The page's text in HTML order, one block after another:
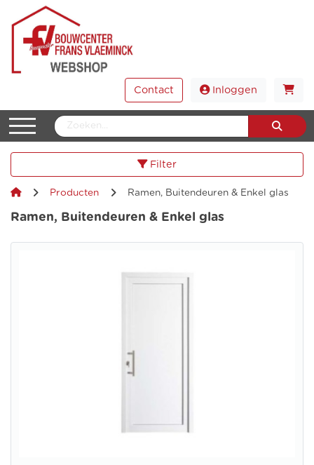
Contact Inloggen
Filter
Producten Ramen, Buitendeuren & Enkel glas
Ramen, Buitendeuren & Enkel glas